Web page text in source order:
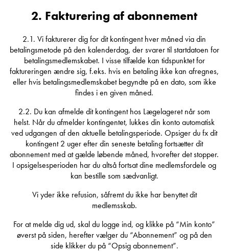
2. Fakturering af abonnement
2.1. Vi fakturerer dig for dit kontingent hver måned via din
betalingsmetode på den kalenderdag, der svarer til startdatoen for
betalingsmedlemskabet. I visse tilfælde kan tidspunktet for
faktureringen ændre sig, f.eks. hvis en betaling ikke kan afregnes,
eller hvis betalingsmedlemskabet begyndte på en dato, som ikke
findes i en given måned.
2.2. Du kan afmelde dit kontingent hos Lægelageret når som
helst. Når du afmelder kontingentet, lukkes din konto automatisk
ved udgangen af den aktuelle betalingsperiode. Opsiger du fx dit
kontingent 2 uger efter din seneste betaling fortsætter dit
abonnement med at gælde løbende måned, hvorefter det stopper.
I opsigelsesperioden har du altså fortsat dine medlemsfordele og
kan bestille som sædvanligt.
Vi yder ikke refusion, såfremt du ikke har benyttet dit
medlemsskab.
For at melde dig ud, skal du logge ind, og klikke på “Min konto”
øverst på siden, herefter vælger du “Abonnement” og på den
side klikker du på “Opsig abonnement”.